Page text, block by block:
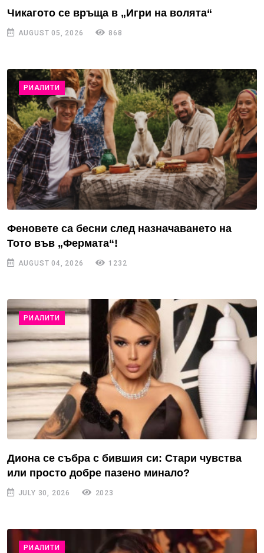
Чикагото се връща в „Игри на волята“
AUGUST 05, 2026 868
РИАЛИТИ
Феновете са бесни след назначаването на
Тото във „Фермата“!
AUGUST 04, 2026 1232
РИАЛИТИ
Диона се събра с бившия си: Стари чувства
или просто добре пазено минало?
JULY 30, 2026 2023
РИАЛИТИ